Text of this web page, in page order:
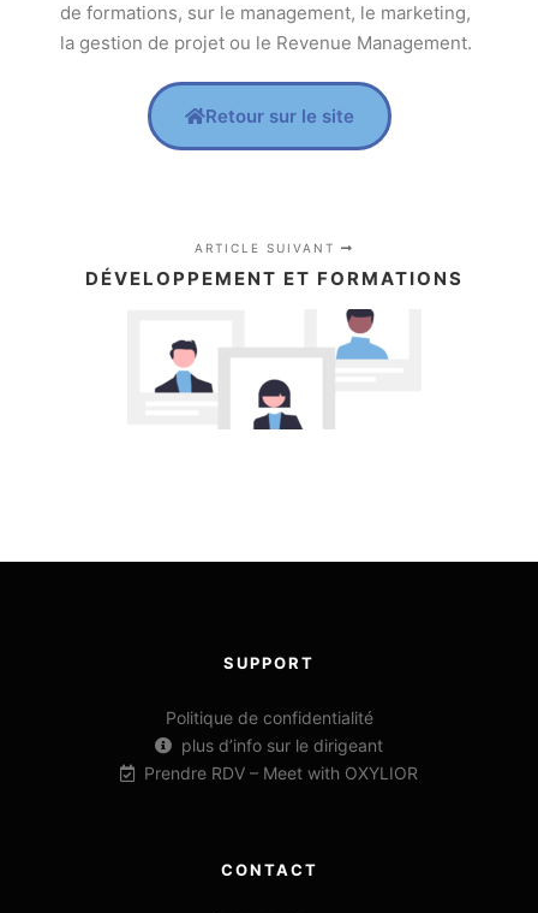
de formations, sur le management, le marketing,
la gestion de projet ou le Revenue Management.
Retour sur le site
ARTICLE SUIVANT
DÉVELOPPEMENT ET FORMATIONS
SUPPORT
Politique de confidentialité
plus d’info sur le dirigeant
Prendre RDV – Meet with OXYLIOR
CONTACT